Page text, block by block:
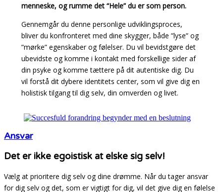
menneske, og rumme det “Hele” du er som person.
Gennemgår du denne personlige udviklingsproces,
bliver du konfronteret med dine skygger, både ”lyse” og
”mørke” egenskaber og følelser. Du vil bevidstgøre det
ubevidste og komme i kontakt med forskellige sider af
din psyke og komme tættere på dit autentiske dig. Du
vil forstå dit dybere identitets center, som vil give dig en
holistisk tilgang til dig selv, din omverden og livet.
Ansvar
Det er ikke egoistisk at elske sig selv!
Vælg at prioritere dig selv og dine drømme. Når du tager ansvar
for dig selv og det, som er vigtigt for dig, vil det give dig en følelse